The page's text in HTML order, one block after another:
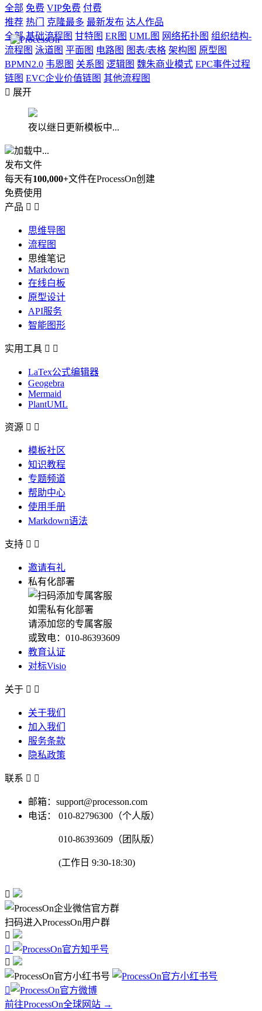
全部 免费 VIP免费 付费
推荐 热门 克隆最多 最新发布 达人作品
全部 基础流程图 甘特图 ER图 UML图 网络拓扑图 组织结构-
流程图 泳道图 平面图 电路图 图表/表格 架构图 原型图
BPMN2.0 韦恩图 关系图 逻辑图 魏朱商业模式 EPC事件过程
链图 EVC企业价值链图 其他流程图
 展开
夜以继日更新模板中...
加载中...
发布文件
每天有100,000+文件在ProcessOn创建
免费使用
产品  
思维导图
流程图
思维笔记
Markdown
在线白板
原型设计
API服务
智能图形
实用工具  
LaTex公式编辑器
Geogebra
Mermaid
PlantUML
资源  
模板社区
知识教程
专题频道
帮助中心
使用手册
Markdown语法
支持  
邀请有礼
私有化部署
如需私有化部署
请添加您的专属客服
或致电：010-86393609
教育认证
对标Visio
关于  
关于我们
加入我们
服务条款
隐私政策
联系  
邮箱：support@processon.com
电话：
010-82796300（个人版）
010-86393609（团队版）
(工作日 9:30-18:30)

扫码进入ProcessOn用户群




前往ProcessOn全球网站 →